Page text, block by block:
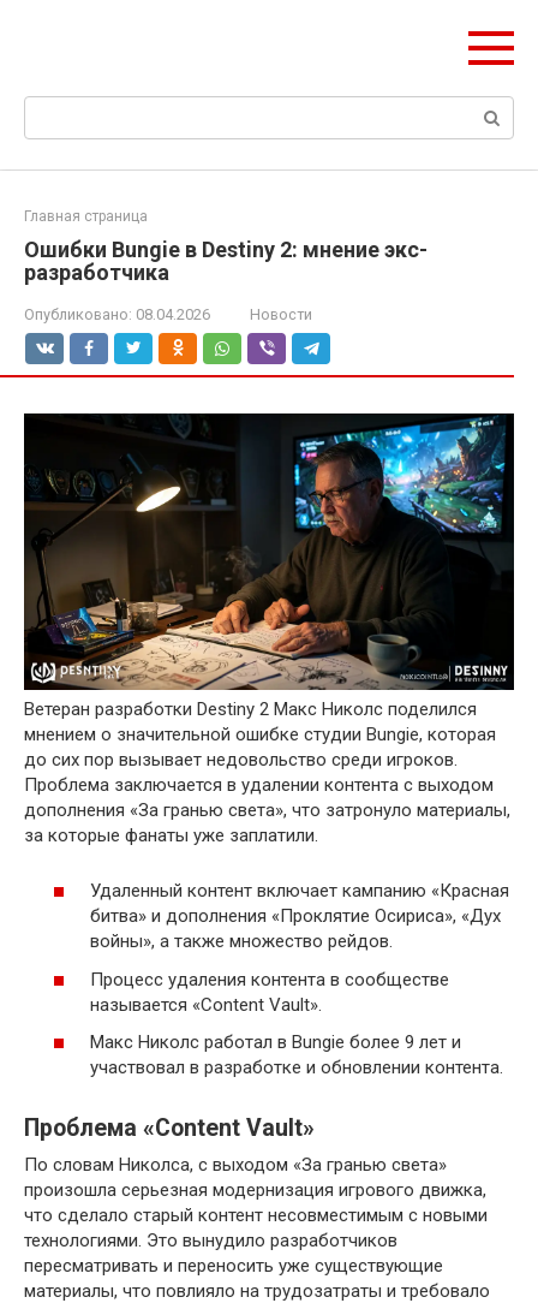
Поиск:
Главная страница
Ошибки Bungie в Destiny 2: мнение экс-
разработчика
Опубликовано: 08.04.2026 Новости
Ветеран разработки Destiny 2 Макс Николс поделился
мнением о значительной ошибке студии Bungie, которая
до сих пор вызывает недовольство среди игроков.
Проблема заключается в удалении контента с выходом
дополнения «За гранью света», что затронуло материалы,
за которые фанаты уже заплатили.
Удаленный контент включает кампанию «Красная
битва» и дополнения «Проклятие Осириса», «Дух
войны», а также множество рейдов.
Процесс удаления контента в сообществе
называется «Content Vault».
Макс Николс работал в Bungie более 9 лет и
участвовал в разработке и обновлении контента.
Проблема «Content Vault»
По словам Николса, с выходом «За гранью света»
произошла серьезная модернизация игрового движка,
что сделало старый контент несовместимым с новыми
технологиями. Это вынудило разработчиков
пересматривать и переносить уже существующие
материалы, что повлияло на трудозатраты и требовало